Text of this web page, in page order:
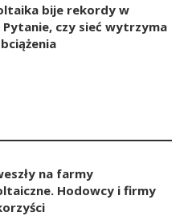
bije rekordy w
Pytanie, czy sieć wytrzyma
na farmy
Hodowcy i firmy